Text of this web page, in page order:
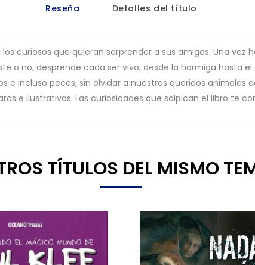
Reseña Detalles del título
curiosos que quieran sorprender a sus amigos. Una vez
o no, desprende cada ser vivo, desde la hormiga hasta
incluso peces, sin olvidar a nuestros queridos animales
e ilustrativas. Las curiosidades que salpican el libro te
TÍTULOS DEL MISMO